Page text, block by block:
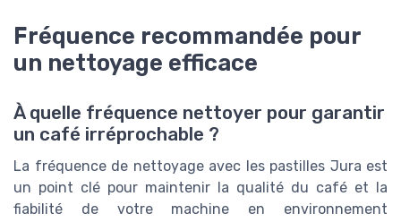
Fréquence recommandée pour
un nettoyage efficace
À quelle fréquence nettoyer pour garantir
un café irréprochable ?
La fréquence de nettoyage avec les pastilles Jura est
un point clé pour maintenir la qualité du café et la
fiabilité de votre machine en environnement